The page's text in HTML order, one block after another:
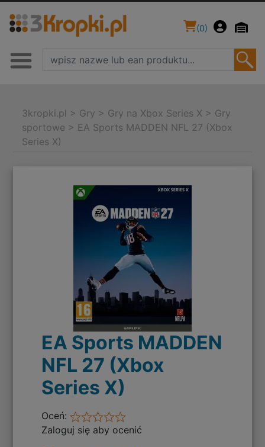
(0)
3kropki.pl > Gry > Gry na Xbox Series X > Gry
sportowe > EA Sports MADDEN NFL 27 (Xbox
Series X)
EA Sports MADDEN
NFL 27 (Xbox
Series X)
Oceń:
Zaloguj się aby ocenić